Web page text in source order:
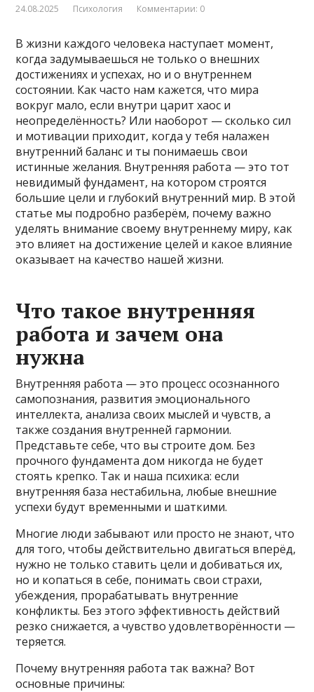
24.08.2025 Психология Комментарии: 0
В жизни каждого человека наступает момент,
когда задумываешься не только о внешних
достижениях и успехах, но и о внутреннем
состоянии. Как часто нам кажется, что мира
вокруг мало, если внутри царит хаос и
неопределённость? Или наоборот — сколько сил
и мотивации приходит, когда у тебя налажен
внутренний баланс и ты понимаешь свои
истинные желания. Внутренняя работа — это тот
невидимый фундамент, на котором строятся
большие цели и глубокий внутренний мир. В этой
статье мы подробно разберём, почему важно
уделять внимание своему внутреннему миру, как
это влияет на достижение целей и какое влияние
оказывает на качество нашей жизни.
Что такое внутренняя
работа и зачем она
нужна
Внутренняя работа — это процесс осознанного
самопознания, развития эмоционального
интеллекта, анализа своих мыслей и чувств, а
также создания внутренней гармонии.
Представьте себе, что вы строите дом. Без
прочного фундамента дом никогда не будет
стоять крепко. Так и наша психика: если
внутренняя база нестабильна, любые внешние
успехи будут временными и шаткими.
Многие люди забывают или просто не знают, что
для того, чтобы действительно двигаться вперёд,
нужно не только ставить цели и добиваться их,
но и копаться в себе, понимать свои страхи,
убеждения, прорабатывать внутренние
конфликты. Без этого эффективность действий
резко снижается, а чувство удовлетворённости —
теряется.
Почему внутренняя работа так важна? Вот
основные причины: